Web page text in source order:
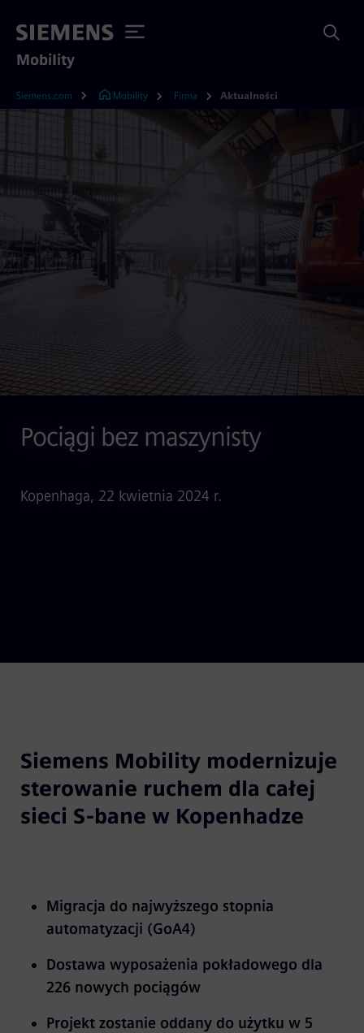
Mobility
Siemens.com Mobility Firma Aktualności
Pociągi bez maszynisty
Kopenhaga, 22 kwietnia 2024 r.
Siemens Mobility modernizuje
sterowanie ruchem dla całej
sieci S-bane w Kopenhadze
Migracja do najwyższego stopnia
automatyzacji (GoA4)
Dostawa wyposażenia pokładowego dla
226 nowych pociągów
Projekt zostanie oddany do użytku w 5